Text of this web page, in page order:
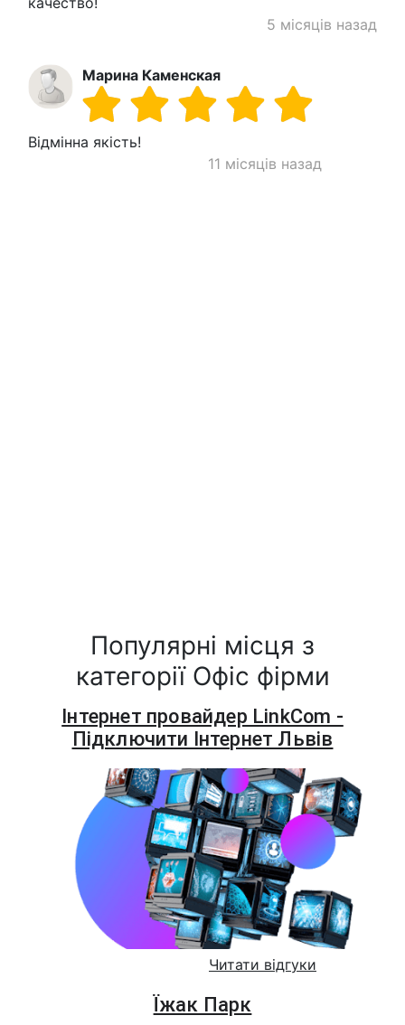
5 місяців назад
Марина Каменская
Відмінна якість!
11 місяців назад
Популярні місця з
категорії Офіс фірми
Інтернет провайдер LinkCom -
Підключити Інтернет Львів
Читати відгуки
Їжак Парк